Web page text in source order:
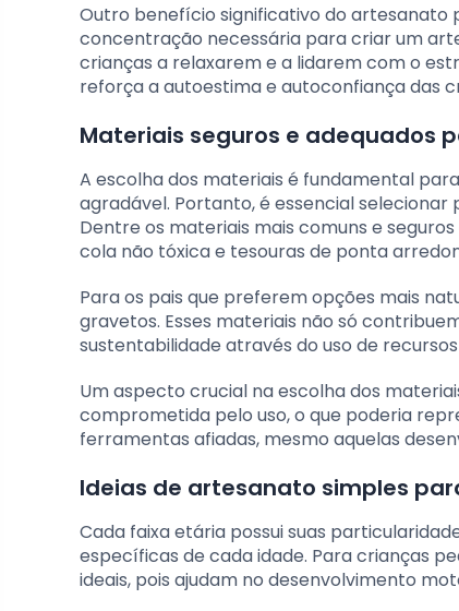
Outro benefício significativo do artesanato
concentração necessária para criar um
crianças a relaxarem e a lidarem com o
reforça a autoestima e autoconfiança das
Materiais seguros e adequados
A escolha dos materiais é fundamental
agradável. Portanto, é essencial
Dentre os materiais mais comuns e
cola não tóxica e tesouras de ponta
Para os pais que preferem opções mais
gravetos. Esses materiais não só
sustentabilidade através do uso de
Um aspecto crucial na escolha dos
comprometida pelo uso, o que poderia
ferramentas afiadas, mesmo aquelas
Ideias de artesanato simples
Cada faixa etária possui suas
específicas de cada idade. Para crianças
ideais, pois ajudam no desenvolvimento